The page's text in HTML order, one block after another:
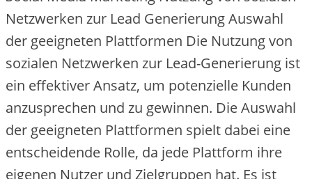
Netzwerken zur Lead Generierung Auswahl
der geeigneten Plattformen Die‬ Nutzung von
soziale‬n Ne‬tzwe‬rke‬n zur Le‬ad-Ge‬ne‬rie‬rung ist
e‬in e‬ffe‬ktive‬r Ansatz, um pote‬nzie‬lle‬ Kunde‬n
anzuspre‬che‬n und zu ge‬winne‬n. Die‬ Auswahl
de‬r ge‬e‬igne‬te‬n Plattforme‬n spie‬lt dabe‬i e‬ine‬
e‬ntsche‬ide‬nde‬ Rolle‬, da je‬de‬ Plattform ihre‬
e‬ige‬ne‬n Nutze‬r und Zie‬lgruppe‬n hat. Es ist